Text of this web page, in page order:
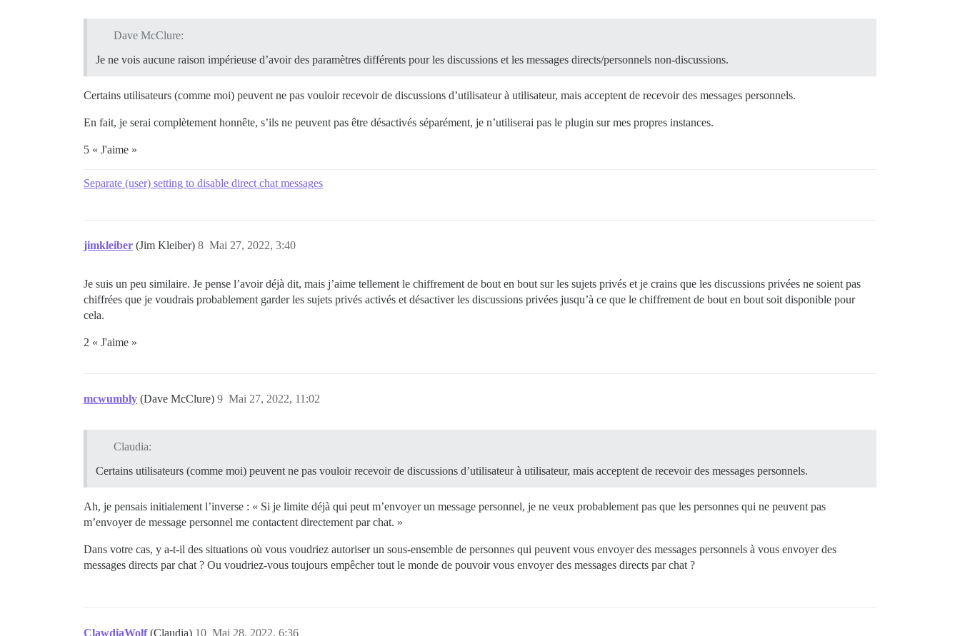
Dave McClure:
Je ne vois aucune raison impérieuse d’avoir des paramètres différents pour les discussions et les messages directs/personnels non-discussions.
Certains utilisateurs (comme moi) peuvent ne pas vouloir recevoir de discussions d’utilisateur à utilisateur, mais acceptent de recevoir des messages personnels.
En fait, je serai complètement honnête, s’ils ne peuvent pas être désactivés séparément, je n’utiliserai pas le plugin sur mes propres instances.
5 « J'aime »
Separate (user) setting to disable direct chat messages
jimkleiber (Jim Kleiber) Mai 27, 2022, 3:40
8
Je suis un peu similaire. Je pense l’avoir déjà dit, mais j’aime tellement le chiffrement de bout en bout sur les sujets privés et je crains que les discussions privées ne soient pas
chiffrées que je voudrais probablement garder les sujets privés activés et désactiver les discussions privées jusqu’à ce que le chiffrement de bout en bout soit disponible pour
cela.
2 « J'aime »
mcwumbly (Dave McClure) Mai 27, 2022, 11:02
9
Claudia:
Certains utilisateurs (comme moi) peuvent ne pas vouloir recevoir de discussions d’utilisateur à utilisateur, mais acceptent de recevoir des messages personnels.
Ah, je pensais initialement l’inverse : « Si je limite déjà qui peut m’envoyer un message personnel, je ne veux probablement pas que les personnes qui ne peuvent pas
m’envoyer de message personnel me contactent directement par chat. »
Dans votre cas, y a-t-il des situations où vous voudriez autoriser un sous-ensemble de personnes qui peuvent vous envoyer des messages personnels à vous envoyer des
messages directs par chat ? Ou voudriez-vous toujours empêcher tout le monde de pouvoir vous envoyer des messages directs par chat ?
ClawdiaWolf (Claudia) Mai 28, 2022, 6:36
10